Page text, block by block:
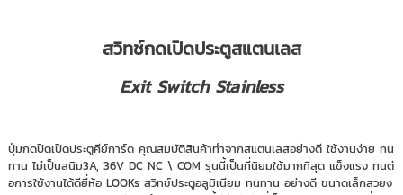
สวิทช์กดเปิดประตูสแตนเลส
Exit Switch Stainless
ปุ่มกดปิดเปิดประตูคีย์การ์ด คุณสมบัติสินค้าทำจากสแตนเลสอย่างดี ใช้งานง่าย ทน
ทาน ไม่เป็นสนิม3A, 36V DC NC \ COM รุนนี้เป็นที่นิยมใช้มากที่สุด แข็งแรง ทนต่
อการใช้งานได้ดียี่ห้อ LOOKs สวิทช์ประตูอลูมิเนียม ทนทาน อย่างดี ขนาดเล็กสวยง